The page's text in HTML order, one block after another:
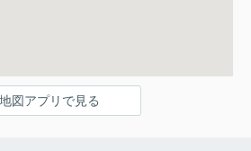
地図アプリで見る